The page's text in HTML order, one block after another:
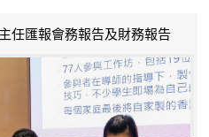
任匯報會務報告及財務報告